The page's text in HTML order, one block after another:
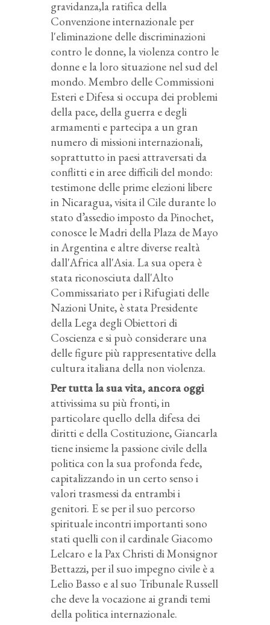
gravidanza,la ratifica della
Convenzione internazionale per
l'eliminazione delle discriminazioni
contro le donne, la violenza contro le
donne e la loro situazione nel sud del
mondo. Membro delle Commissioni
Esteri e Difesa si occupa dei problemi
della pace, della guerra e degli
armamenti e partecipa a un gran
numero di missioni internazionali,
soprattutto in paesi attraversati da
conflitti e in aree difficili del mondo:
testimone delle prime elezioni libere
in Nicaragua, visita il Cile durante lo
stato d’assedio imposto da Pinochet,
conosce le Madri della Plaza de Mayo
in Argentina e altre diverse realtà
dall'Africa all'Asia. La sua opera è
stata riconosciuta dall'Alto
Commissariato per i Rifugiati delle
Nazioni Unite, è stata Presidente
della Lega degli Obiettori di
Coscienza e si può considerare una
delle figure più rappresentative della
cultura italiana della non violenza.
Per tutta la sua vita, ancora oggi
attivissima su più fronti, in
particolare quello della difesa dei
diritti e della Costituzione, Giancarla
tiene insieme la passione civile della
politica con la sua profonda fede,
capitalizzando in un certo senso i
valori trasmessi da entrambi i
genitori. E se per il suo percorso
spirituale incontri importanti sono
stati quelli con il cardinale Giacomo
Lelcaro e la Pax Christi di Monsignor
Bettazzi, per il suo impegno civile è a
Lelio Basso e al suo Tribunale Russell
che deve la vocazione ai grandi temi
della politica internazionale.